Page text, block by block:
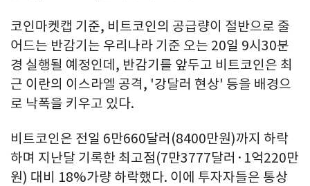
코인마켓캡 기준, 비트코인의 공급량이 절반으로 줄
어드는 반감기는 우리나라 기준 오는 20일 9시30분
경 실행될 예정인데, 반감기를 앞두고 비트코인은 최
근 이란의 이스라엘 공격, '강달러 현상' 등을 배경으
로 낙폭을 키우고 있다.
비트코인은 전일 6만660달러(8400만원)까지 하락
하며 지난달 기록한 최고점(7만3777달러·1억220만
원) 대비 18%가량 하락했다. 이에 투자자들은 통상